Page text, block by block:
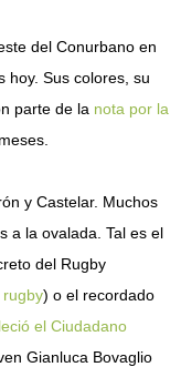
del Conurbano en
hoy. Sus colores, su
parte de la nota por la
y Castelar. Muchos
a la ovalada. Tal es el
del Rugby
rugby) o el recordado
el Ciudadano
Gianluca Bovaglio